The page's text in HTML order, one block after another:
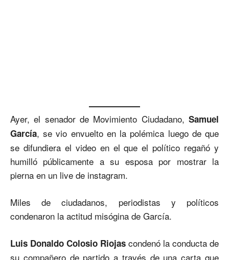
Ayer, el senador de Movimiento Ciudadano, Samuel
García, se vio envuelto en la polémica luego de que
se difundiera el video en el que el político regañó y
humilló públicamente a su esposa por mostrar la
pierna en un live de instagram.
Miles de ciudadanos, periodistas y políticos
condenaron la actitud misógina de García.
Luis Donaldo Colosio Riojas condenó la conducta de
su compañero de partido a través de una carta que